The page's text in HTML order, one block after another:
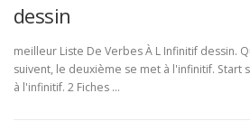
dessin
meilleur Liste De Verbes À L Infinitif dessin.
suivent, le deuxième se met à l'infinitif. Start
à l'infinitif. 2 Fiches …